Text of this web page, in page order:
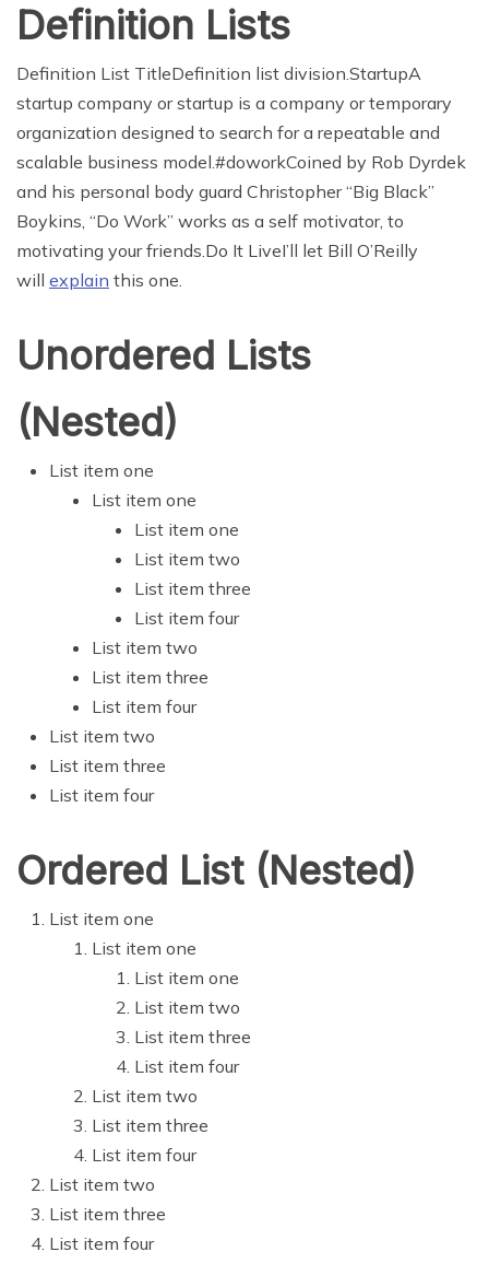
Definition Lists
Definition List TitleDefinition list division.StartupA
startup company or startup is a company or temporary
organization designed to search for a repeatable and
scalable business model.#doworkCoined by Rob Dyrdek
and his personal body guard Christopher “Big Black”
Boykins, “Do Work” works as a self motivator, to
motivating your friends.Do It LiveI’ll let Bill O’Reilly
will explain this one.
Unordered Lists
(Nested)
List item one
List item one
List item one
List item two
List item three
List item four
List item two
List item three
List item four
List item two
List item three
List item four
Ordered List (Nested)
List item one
List item one
List item one
List item two
List item three
List item four
List item two
List item three
List item four
List item two
List item three
List item four